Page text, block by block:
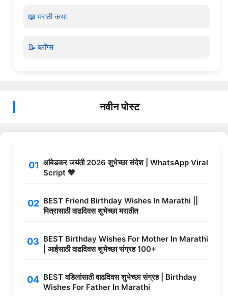
📖 मराठी कथा
📝 ब्लॉग्स
नवीन पोस्ट
आंबेडकर जयंती 2026 शुभेच्छा संदेश | WhatsApp Viral
Script 💙
BEST Friend Birthday Wishes In Marathi ||
मित्रासाठी वाढदिवस शुभेच्छा मराठीत
BEST Birthday Wishes For Mother In Marathi
| आईसाठी वाढदिवस शुभेच्छा संग्रह 100+
BEST वडिलांसाठी वाढदिवस शुभेच्छा संग्रह | Birthday
Wishes For Father In Marathi